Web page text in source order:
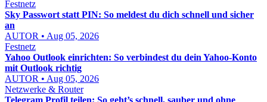
Festnetz
Sky Passwort statt PIN: So meldest du dich schnell und sicher
an
AUTOR • Aug 05, 2026
Festnetz
Yahoo Outlook einrichten: So verbindest du dein Yahoo-Konto
mit Outlook richtig
AUTOR • Aug 05, 2026
Netzwerke & Router
Telegram Profil teilen: So geht’s schnell, sauber und ohne